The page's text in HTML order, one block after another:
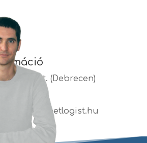
Bt. (Debrecen)